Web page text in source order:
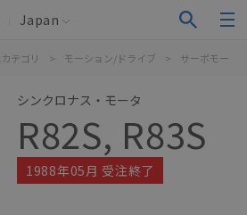
Japan
テゴリ > モーション/ドライブ > サーボモータ/
シンクロナス・モータ
R82S, R83S
1988年05月 受注終了